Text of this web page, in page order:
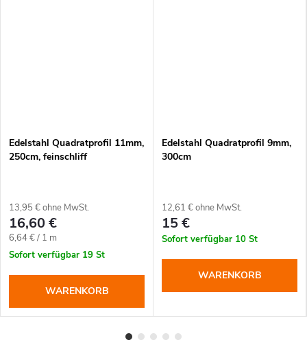
Edelstahl Quadratprofil 11mm,
250cm, feinschliff
13,95 € ohne MwSt.
16,60 €
Verkaufspreis:
6,64 € / 1 m
Sofort verfügbar 19 St
WARENKORB
Edelstahl Quadratprofil 9mm,
300cm
12,61 € ohne MwSt.
15 €
Sofort verfügbar 10 St
WARENKORB